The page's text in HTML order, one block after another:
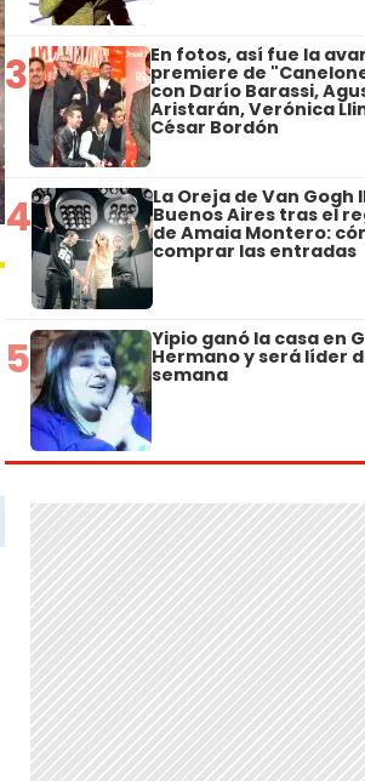
3 En fotos, así fue la
premiere de
con Darío Barassi,
Aristarán, Verónica
César Bordón
4 La Oreja de Van Gogh
Buenos Aires tras el
de Amaia Montero:
comprar las entradas
5 Yipio ganó la casa en
Hermano y será líder
semana